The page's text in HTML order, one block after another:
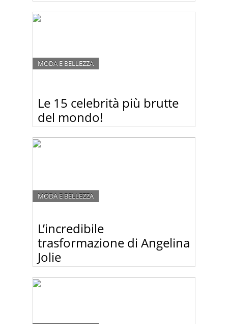
più grandi nomi dal mondo della moda, la coda di
cavallo bassa è la scelta giusta per te.
Le 15 celebrità più brutte
del mondo!
MODA E BELLEZZA
mondo. Chi è il vostro bruttino preferito?
L’incredibile
trasformazione di Angelina
Jolie
MODA E BELLEZZA
belle e sexy del nostro pianeta. Ma non è solo
madre natura quella che ha dotato Angelina di